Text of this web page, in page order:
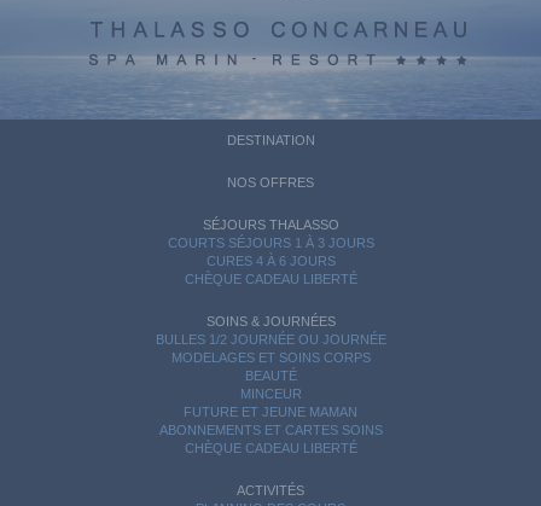
DESTINATION
NOS OFFRES
SÉJOURS THALASSO
COURTS SÉJOURS 1 À 3 JOURS
CURES 4 À 6 JOURS
CHÈQUE CADEAU LIBERTÉ
SOINS & JOURNÉES
BULLES 1/2 JOURNÉE OU JOURNÉE
MODELAGES ET SOINS CORPS
BEAUTÉ
MINCEUR
FUTURE ET JEUNE MAMAN
ABONNEMENTS ET CARTES SOINS
CHÈQUE CADEAU LIBERTÉ
ACTIVITÉS